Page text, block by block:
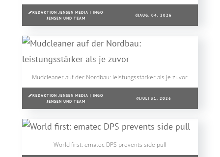
REDAKTION JENSEN MEDIA | INGO
JENSEN UND TEAM
AUG. 04, 2026
Mudcleaner auf der Nordbau: leistungsstärker als je zuvor
REDAKTION JENSEN MEDIA | INGO
JENSEN UND TEAM
JULI 31, 2026
World first: ematec DPS prevents side pull